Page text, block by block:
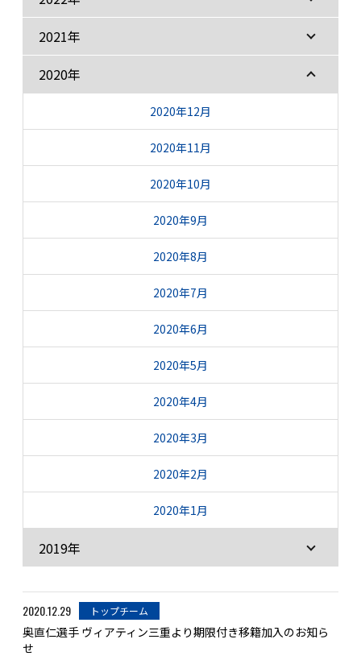
2021年
2020年
2020年12月
2020年11月
2020年10月
2020年9月
2020年8月
2020年7月
2020年6月
2020年5月
2020年4月
2020年3月
2020年2月
2020年1月
2019年
2020.12.29 トップチーム
奥直仁選手 ヴィアティン三重より期限付き移籍加入のお知ら
せ